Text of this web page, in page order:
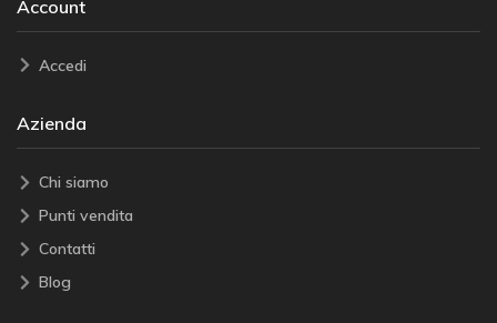
Account
Accedi
Azienda
Chi siamo
Punti vendita
Contatti
Blog